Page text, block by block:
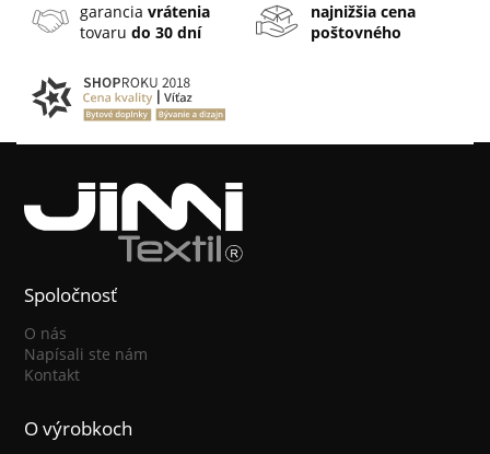
garanciavrátenia
tovarudo 30 dní
najnižšia cena
poštovného
Spoločnosť
O nás
Napísali ste nám
Kontakt
O výrobkoch